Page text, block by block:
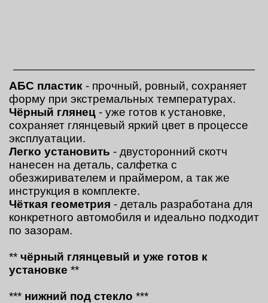
АБС пластик - прочный, ровный, сохраняет
форму при экстремальных температурах.
Чёрный глянец - уже готов к установке,
сохраняет глянцевый яркий цвет в процессе
эксплуатации.
Легко установить - двусторонний скотч
нанесен на деталь, салфетка с
обезжиривателем и праймером, а так же
инструкция в комплекте.
Чёткая геометрия - деталь разработана для
конкретного автомобиля и идеально подходит
по зазорам.
** чёрный глянцевый и уже готов к
установке **
*** нижний под стекло ***